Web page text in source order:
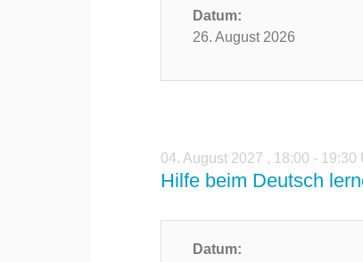
Datum:
26. August 2026
04. August 2027 , 18:00 - 19:30
Hilfe beim Deutsch
Datum: